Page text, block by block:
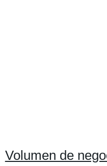
Volumen de